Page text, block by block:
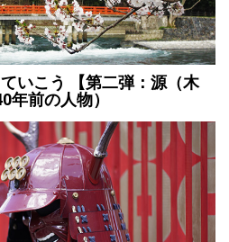
いこう 【第二弾：源（木
年前の人物）